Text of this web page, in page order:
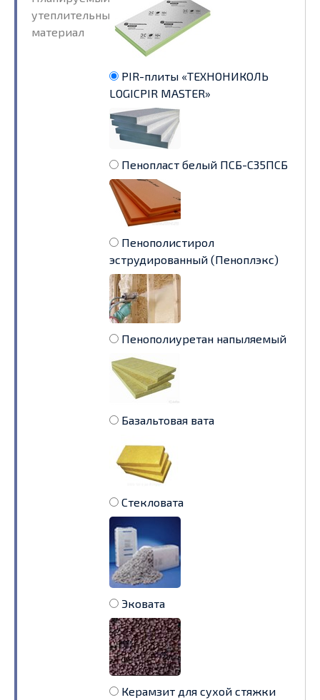
утеплительный
материал
PIR-плиты «ТЕХНОНИКОЛЬ
LOGICPIR MASTER»
Пенопласт белый ПСБ-С35ПСБ
Пенополистирол
эструдированный (Пеноплэкс)
Пенополиуретан напыляемый
Базальтовая вата
Стекловата
Эковата
Керамзит для сухой стяжки